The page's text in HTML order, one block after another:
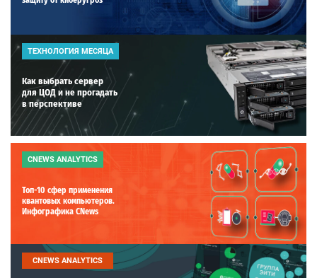
ТЕХНОЛОГИЯ МЕСЯЦА
Как выбрать сервер
для ЦОД и не прогадать
в перспективе
CNEWS ANALYTICS
Топ-10 сфер применения
квантовых компьютеров.
Инфографика CNews
CNEWS ANALYTICS